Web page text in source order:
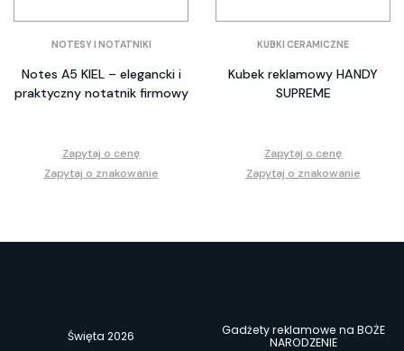
NOTESY I NOTATNIKI
Notes A5 KIEL – elegancki i
praktyczny notatnik firmowy
Zapytaj o cenę
Zapytaj o znakowanie
KUBKI CERAMICZNE
Kubek reklamowy HANDY
SUPREME
Zapytaj o cenę
Zapytaj o znakowanie
Święta 2026
Gadżety reklamowe na BOŻE
NARODZENIE